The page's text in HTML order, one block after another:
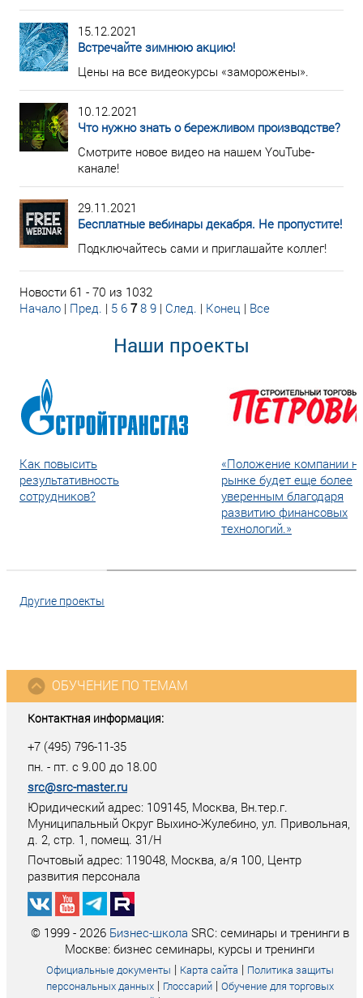
15.12.2021
Встречайте зимнюю акцию!
Цены на все видеокурсы «заморожены».
10.12.2021
Что нужно знать о бережливом производстве?
Смотрите новое видео на нашем YouTube-
канале!
29.11.2021
Бесплатные вебинары декабря. Не пропустите!
Подключайтесь сами и приглашайте коллег!
Новости 61 - 70 из 1032
Начало | Пред. | 5 6 7 8 9 | След. | Конец | Все
Наши проекты
Как повысить
результативность
сотрудников?
«Положение компании
рынке будет еще более
уверенным благодаря
развитию финансовых
технологий.»
Другие проекты
Контактная информация:
+7 (495) 796-11-35
пн. - пт. с 9.00 до 18.00
src@src-master.ru
Юридический адрес: 109145, Москва, Вн.тер.г.
Муниципальный Округ Выхино-Жулебино, ул. Привольная,
д. 2, стр. 1, помещ. 31/Н
Почтовый адрес: 119048, Москва, а/я 100, Центр
развития персонала
ОБУЧЕНИЕ ПО ТЕМАМ
© 1999 - 2026 Бизнес-школа SRC: семинары и тренинги в
Москве: бизнес семинары, курсы и тренинги
Официальные документы | Карта сайта | Политика защиты
персональных данных| Глоссарий| Обучение для торговых